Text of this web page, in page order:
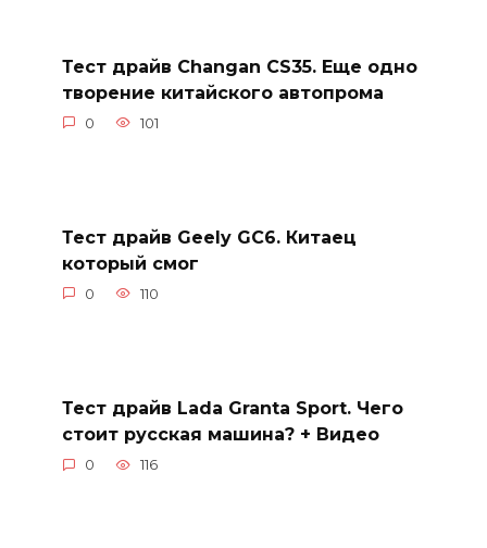
Тест драйв Changan CS35. Еще одно
творение китайского автопрома
0 101
Тест драйв Geely GC6. Китаец
который смог
0 110
Тест драйв Lada Granta Sport. Чего
стоит русская машина? + Видео
0 116